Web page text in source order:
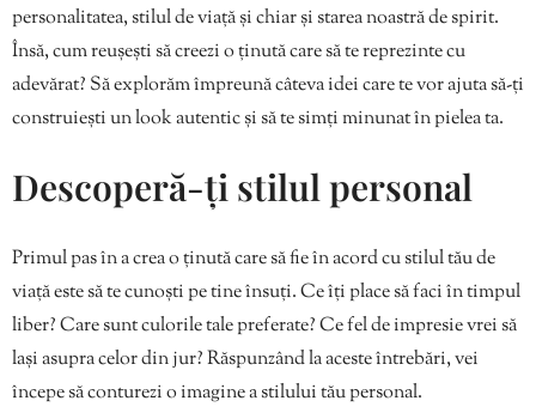
personalitatea, stilul de viață și chiar și starea noastră de spirit.
Însă, cum reușești să creezi o ținută care să te reprezinte cu
adevărat? Să explorăm împreună câteva idei care te vor ajuta să-ți
construiești un look autentic și să te simți minunat în pielea ta.
Descoperă-ți stilul personal
Primul pas în a crea o ținută care să fie în acord cu stilul tău de
viață este să te cunoști pe tine însuți. Ce îți place să faci în timpul
liber? Care sunt culorile tale preferate? Ce fel de impresie vrei să
lași asupra celor din jur? Răspunzând la aceste întrebări, vei
începe să conturezi o imagine a stilului tău personal.